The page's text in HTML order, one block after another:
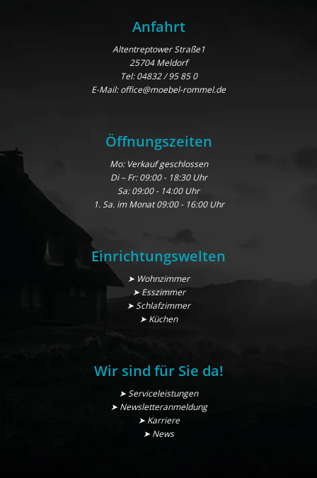
Anfahrt
Altentreptower Straße1
25704 Meldorf
Tel:04832 / 95 85 0
E-Mail:office@moebel-rommel.de
Öffnungszeiten
Mo: Verkauf geschlossen
Di – Fr: 09:00 - 18:30 Uhr
Sa: 09:00 - 14:00 Uhr
1. Sa. im Monat 09:00 - 16:00 Uhr
Einrichtungswelten
➤ Wohnzimmer
➤ Esszimmer
➤ Schlafzimmer
➤ Küchen
Wir sind für Sie da!
➤ Serviceleistungen
➤ Newsletteranmeldung
➤ Karriere
➤ News